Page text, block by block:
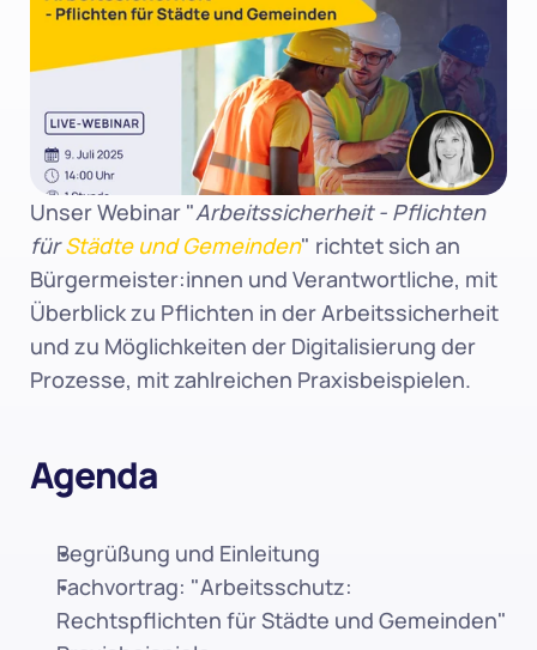
Unser Webinar "Arbeitssicherheit - Pflichten
für Städte und Gemeinden" richtet sich an
Bürgermeister:innen und Verantwortliche, mit
Überblick zu Pflichten in der Arbeitssicherheit
und zu Möglichkeiten der Digitalisierung der
Prozesse, mit zahlreichen Praxisbeispielen.
Agenda
Begrüßung und Einleitung
Fachvortrag: "Arbeitsschutz:
Rechtspflichten für Städte und Gemeinden"